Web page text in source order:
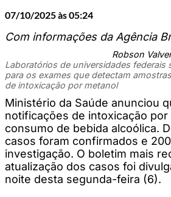
07/10/2025 às 05:24
Com informações da Agência
Robson
Laboratórios de universidades federais
para os exames que detectam
de intoxicação por metanol
Ministério da Saúde anunciou
notificações de intoxicação por
consumo de bebida alcoólica.
casos foram confirmados e
investigação. O boletim mais
atualização dos casos foi
noite desta segunda-feira (6).